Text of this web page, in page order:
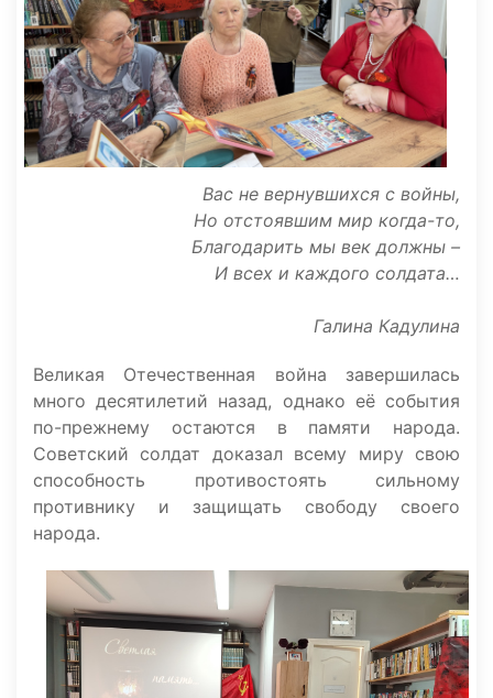
Вас не вернувшихся с войны,
Но отстоявшим мир когда-то,
Благодарить мы век должны –
И всех и каждого солдата…
Галина Кадулина
Великая Отечественная война завершилась
много десятилетий назад, однако её события
по-прежнему остаются в памяти народа.
Советский солдат доказал всему миру свою
способность противостоять сильному
противнику и защищать свободу своего
народа.